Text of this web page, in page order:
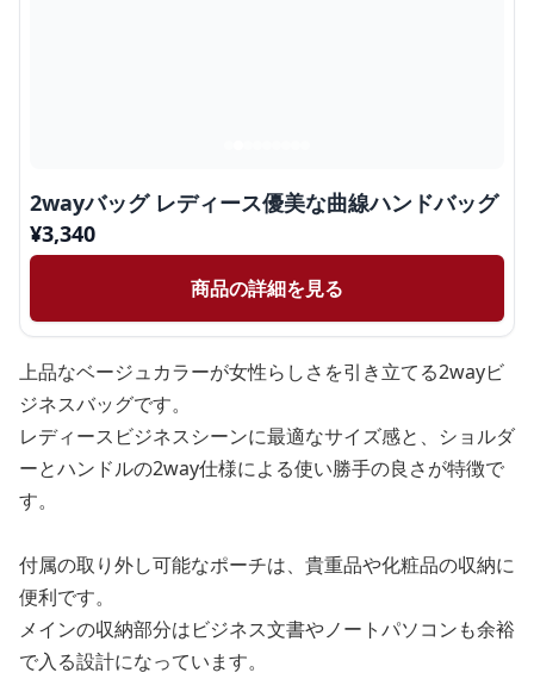
2wayバッグ レディース優美な曲線ハンドバッグ
¥3,340
商品の詳細を見る
上品なベージュカラーが女性らしさを引き立てる2wayビ
ジネスバッグです。
レディースビジネスシーンに最適なサイズ感と、ショルダ
ーとハンドルの2way仕様による使い勝手の良さが特徴で
す。
付属の取り外し可能なポーチは、貴重品や化粧品の収納に
便利です。
メインの収納部分はビジネス文書やノートパソコンも余裕
で入る設計になっています。